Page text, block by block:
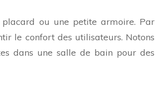
ou une petite armoire. Par
le confort des utilisateurs. Notons
dans une salle de bain pour des